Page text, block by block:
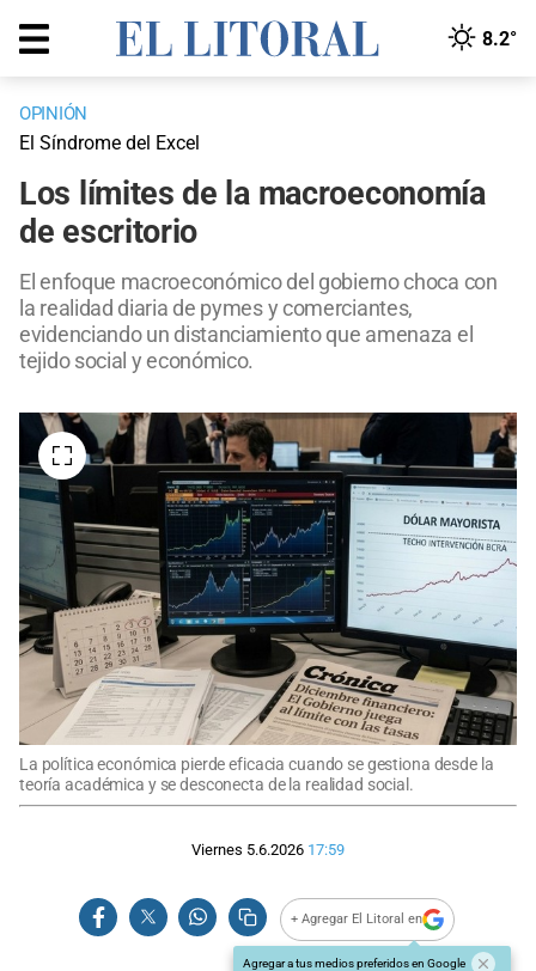
8.2°
OPINIÓN
El Síndrome del Excel
Los límites de la macroeconomía
de escritorio
El enfoque macroeconómico del gobierno choca con
la realidad diaria de pymes y comerciantes,
evidenciando un distanciamiento que amenaza el
tejido social y económico.
La política económica pierde eficacia cuando se gestiona desde la
teoría académica y se desconecta de la realidad social.
Viernes 5.6.2026 17:59
+ Agregar El Litoral en
Agregar a tus medios preferidos en Google